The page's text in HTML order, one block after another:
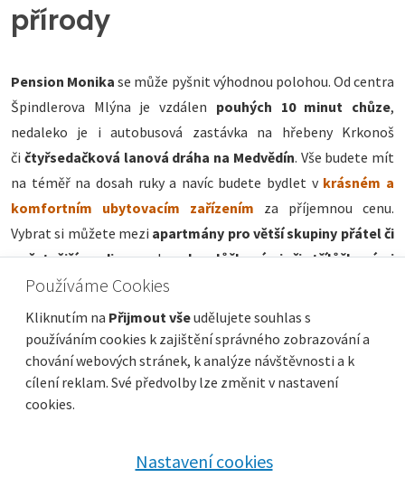
přírody
Pension Monika se může pyšnit výhodnou polohou. Od centra
Špindlerova Mlýna je vzdálen pouhých 10 minut chůze,
nedaleko je i autobusová zastávka na hřebeny Krkonoš
či čtyřsedačková lanová dráha na Medvědín. Vše budete mít
na téměř na dosah ruky a navíc budete bydlet v krásném a
komfortním ubytovacím zařízením za příjemnou cenu.
Vybrat si můžete mezi apartmány pro větší skupiny přátel či
početnější rodiny, nebodvoulůžkovými či třílůžkovými
pokoji . Na každém pokoji pak najdete potřebné vybavení, jako
vlastní sociální zařízení, LCD televizor či malá nehlučná
lednice.
Používáme Cookies
Kliknutím na Přijmout všeudělujete souhlas s
používáním cookies k zajištění správného zobrazování a
chování webových stránek, k analýze návštěvnosti a k
cílení reklam. Své předvolby lze změnit v nastavení
cookies.
Nastavení cookies